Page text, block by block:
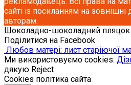
сайті із посиланням на
авторам.
Шоколадно-шоколадний
Поділитися на Facebook
Любов матері: лист старіючої
Ми використовуємо cookies:
дякую Reject
Cookies політика сайта